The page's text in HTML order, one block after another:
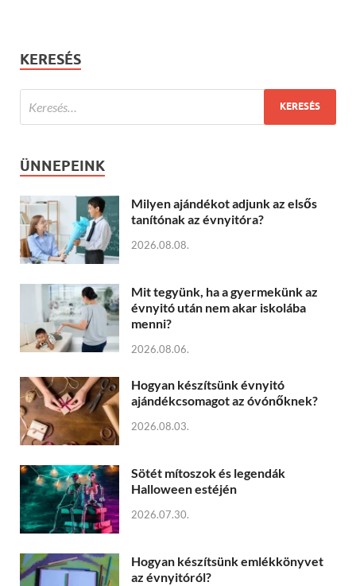
KERESÉS
ÜNNEPEINK
Milyen ajándékot adjunk az elsős
tanítónak az évnyitóra?
2026.08.08.
Mit tegyünk, ha a gyermekünk az
évnyitó után nem akar iskolába
menni?
2026.08.06.
Hogyan készítsünk évnyitó
ajándékcsomagot az óvónőknek?
2026.08.03.
Sötét mítoszok és legendák
Halloween estéjén
2026.07.30.
Hogyan készítsünk emlékkönyvet
az évnyitóról?